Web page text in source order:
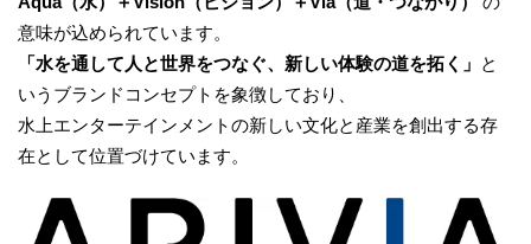
意味が込められています。
「水を通して人と世界をつなぐ、新しい体験の道を拓く」 と
いうブランドコンセプトを象徴しており、
水上エンターテインメントの新しい文化と産業を創出する存
在として位置づけています。